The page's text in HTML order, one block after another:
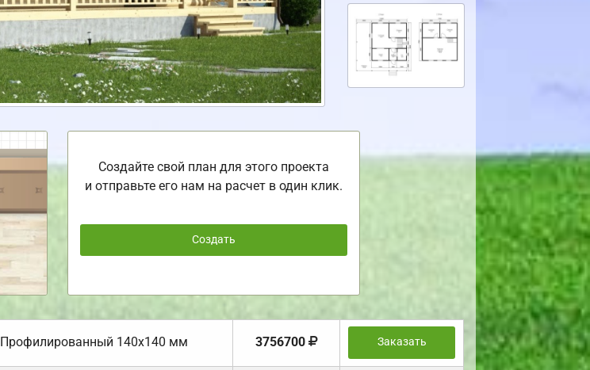
Создайте свой план для этого проекта
и отправьте его нам на расчет в один клик.
Создать
Профилированный 140х140 мм 3756700 Заказать